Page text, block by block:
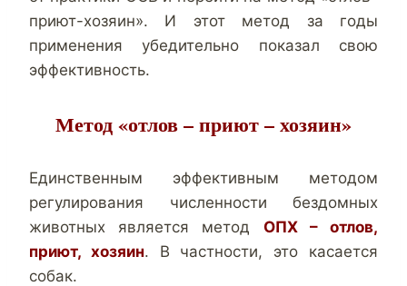
приют-хозяин». И этот метод за годы
применения убедительно показал свою
эффективность.
Метод «отлов – приют – хозяин»
Единственным эффективным методом
регулирования численности бездомных
животных является метод ОПХ – отлов,
приют, хозяин. В частности, это касается
собак.